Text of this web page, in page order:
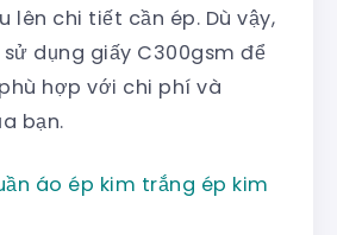
lên chi tiết cần ép. Dù vậy,
dụng giấy C300gsm để
hợp với chi phí và
bạn.